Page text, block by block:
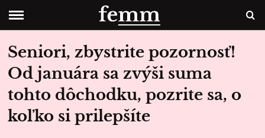
Seniori, zbystrite pozornosť!
Od januára sa zvýši suma
tohto dôchodku, pozrite sa, o
koľko si prilepšíte